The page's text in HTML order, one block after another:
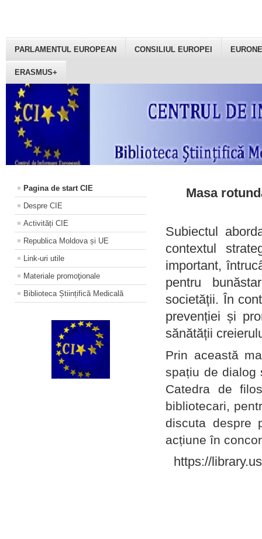
PARLAMENTUL EUROPEAN CONSILIUL EUROPEI
ERASMUS+
Pagina de start CIE
Despre CIE
Activități CIE
Republica Moldova și UE
Link-uri utile
Materiale promoţionale
Biblioteca Științifică Medicală
Masa
Subiectul
contextul
important,
pentru
societății. În
prevenției și
sănătății
Prin această
spațiu de dialog
Catedra de
bibliotecari,
discuta despre
acțiune în
https://